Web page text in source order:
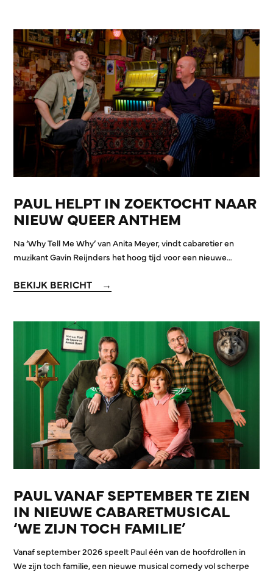
PAUL HELPT IN ZOEKTOCHT NAAR
NIEUW QUEER ANTHEM
Na ‘Why Tell Me Why’ van Anita Meyer, vindt cabaretier en
muzikant Gavin Reijnders het hoog tijd voor een nieuwe…
BEKIJK BERICHT
PAUL VANAF SEPTEMBER TE ZIEN
IN NIEUWE CABARETMUSICAL
‘WE ZIJN TOCH FAMILIE’
Vanaf september 2026 speelt Paul één van de hoofdrollen in
We zijn toch familie, een nieuwe musical comedy vol scherpe